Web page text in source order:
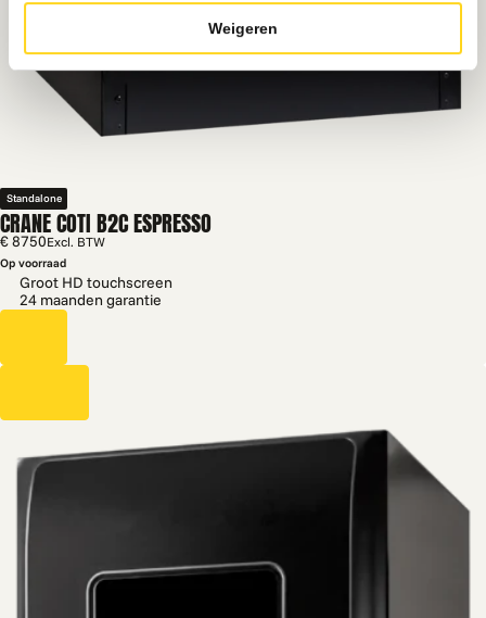
Weigeren
Standalone
CRANE COTI B2C ESPRESSO
€ 8750Excl. BTW
Op voorraad
Groot HD touchscreen
24 maanden garantie